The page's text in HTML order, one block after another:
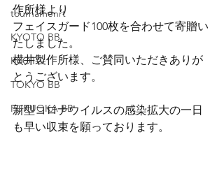
tournamenrt
KYOTO BB
KYOTO
TOKYO BB
FUKUOKA BB
作所様より
フェイスガード100枚を合わせて寄贈い
たしました。
横井製作所様、ご賛同いただきありが
とうございます。
新型コロナウイルスの感染拡大の一日
も早い収束を願っております。